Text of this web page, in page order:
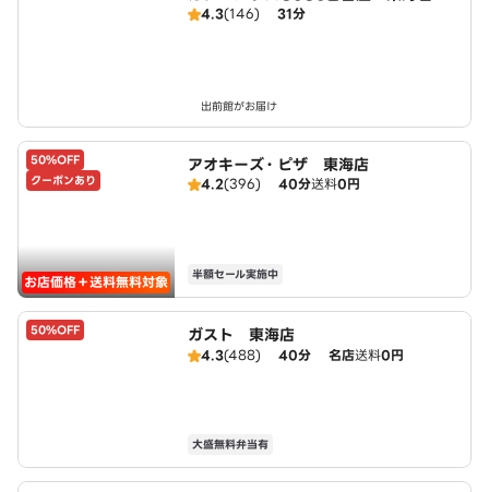
店（SD）
4.3(146) 31分
出前館がお届け
50%OFF
クーポンあり
お店価格＋送料無料対象
アオキーズ・ピザ 東海店
4.2(396) 40分送料0円
半額セール実施中
50%OFF ガスト 東海店
4.3(488) 40分 名店送料0円
大盛無料弁当有